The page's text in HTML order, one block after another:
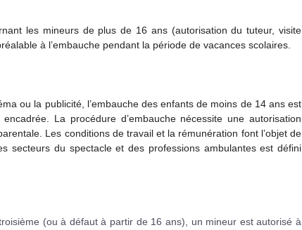
les mineurs de plus de 16 ans (autorisation du tuteur, visite
à l’embauche pendant la période de vacances scolaires.
ou la publicité, l’embauche des enfants de moins de 14 ans est
La procédure d’embauche nécessite une autorisation
Les conditions de travail et la rémunération font l’objet de
secteurs du spectacle et des professions ambulantes est défini
(ou à défaut à partir de 16 ans), un mineur est autorisé à